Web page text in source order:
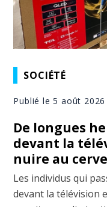
SOCIÉTÉ
Publié le 5 août 2026
De longues
devant la
nuire au
Les individus qui
devant la télévision